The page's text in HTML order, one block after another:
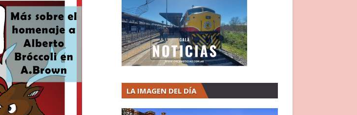
LA IMAGEN DEL DÍA